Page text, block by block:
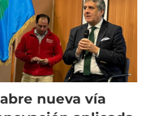
nueva vía